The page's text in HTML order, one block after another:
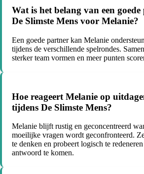
Wat is het belang van een
De Slimste Mens voor Melanie?
Een goede partner kan Melanie
tijdens de verschillende spelrondes.
sterker team vormen en meer punten
Hoe reageert Melanie op
tijdens De Slimste Mens?
Melanie blijft rustig en geconcentreerd
moeilijke vragen wordt geconfronteerd.
te denken en probeert logisch te
antwoord te komen.